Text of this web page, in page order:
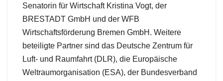
Senatorin für Wirtschaft Kristina Vogt, der
BRESTADT GmbH und der WFB
Wirtschaftsförderung Bremen GmbH. Weitere
beteiligte Partner sind das Deutsche Zentrum für
Luft- und Raumfahrt (DLR), die Europäische
Weltraumorganisation (ESA), der Bundesverband